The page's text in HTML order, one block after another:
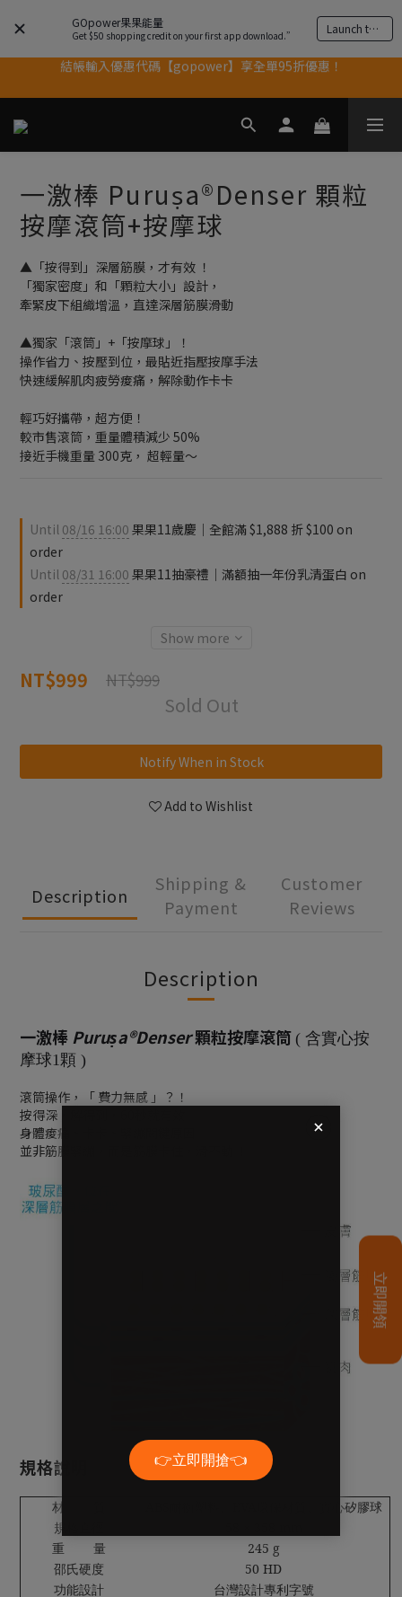
GOpower果果能量
Get $50 shopping credit on your first app download.” Launch the app
果果11歲慶｜App 下單享 5% 購物金回饋
果果11歲慶｜App 下單享 5% 購物金回饋
結帳輸入優惠代碼【gopower】享全單95折優惠！
11歲慶好禮｜買 500g/1kg 指定乳清2包贈品牌毛巾
果果11歲慶｜App 下單享 5% 購物金回饋
一激棒 Puruṣa®Denser 顆粒
按摩滾筒+按摩球
▲「按得到」深層筋膜，才有效 ！
「獨家密度」和「顆粒大小」設計，
牽緊皮下組織增溫，直達深層筋膜滑動
▲獨家「滾筒」+「按摩球」！
操作省力、按壓到位，最貼近指壓按摩手法
快速緩解肌肉疲勞痠痛，解除動作卡卡
輕巧好攜帶，超方便！
較市售滾筒，重量體積減少 50%
接近手機重量 300克， 超輕量～
Until 08/16 16:00 果果11歲慶｜全館滿 $1,888 折 $100 on
order
Until 08/31 16:00 果果11抽豪禮｜滿額抽一年份乳清蛋白 on
order
Show more
NT$999 NT$999
Sold Out
Notify When in Stock
Add to Wishlist
Description
Shipping &
Payment
Customer
Reviews
Description
一激棒 Puruṣa®Denser顆粒按摩滾筒 ( 含實心按
摩球1顆 )
滾筒操作， 「 費力無感 」 ？ ！
按得深，解得到，60秒就有效
身體痠痛、卡卡、緊繃關鍵原因
並非筋膜緊繃，而是筋膜卡住，滑不動 ！
規格說明
材 質
ABS耐衝塑料、EVA環保材質、實心矽膠球
規格直徑
重 量
245 g
邵氏硬度
50 HD
功能設計
台灣設計專利字號